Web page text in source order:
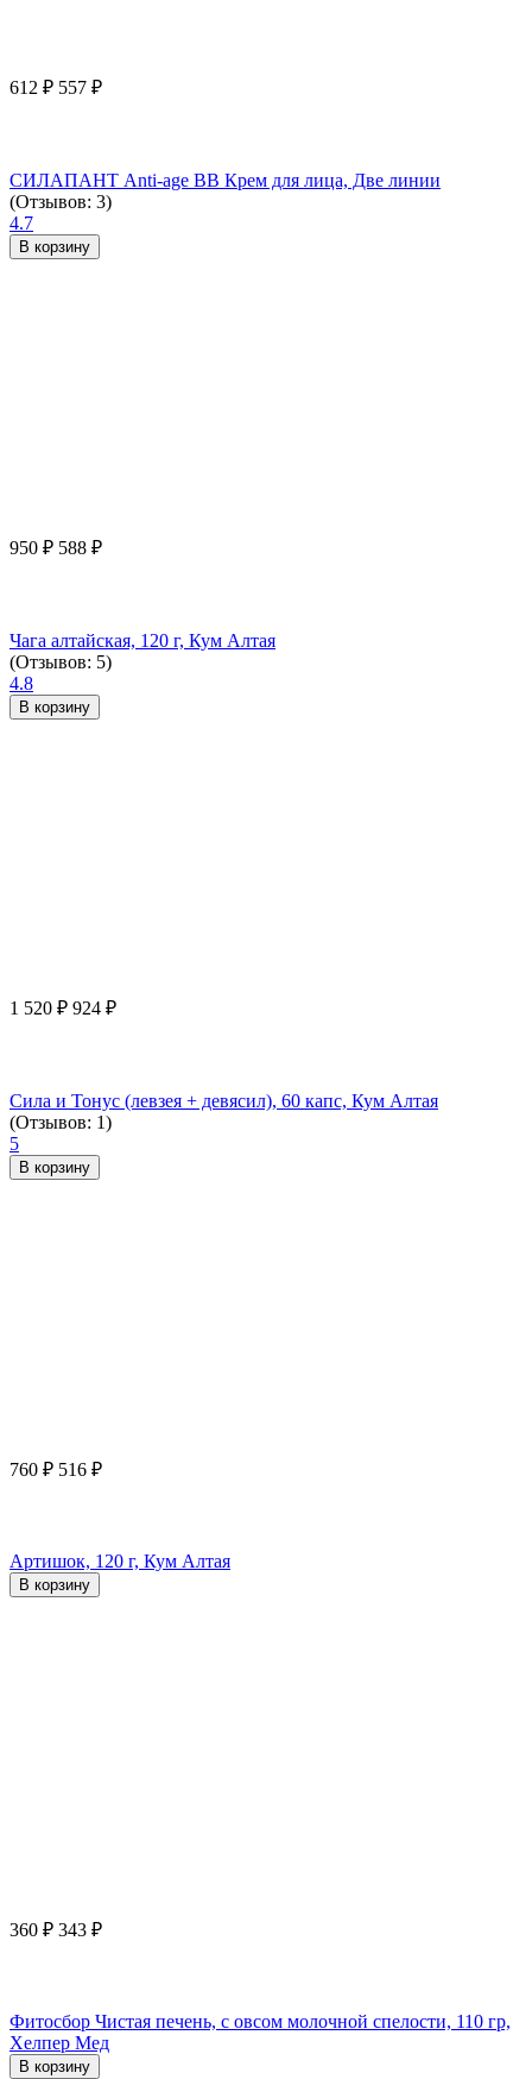
612 ₽ 557 ₽
СИЛАПАНТ Anti-age ВВ Крем для лица, Две линии
(Отзывов: 3)
4.7
В корзину
950 ₽ 588 ₽
Чага алтайская, 120 г, Кум Алтая
(Отзывов: 5)
4.8
В корзину
1 520 ₽ 924 ₽
Сила и Тонус (левзея + девясил), 60 капс, Кум Алтая
(Отзывов: 1)
5
В корзину
760 ₽ 516 ₽
Артишок, 120 г, Кум Алтая
В корзину
360 ₽ 343 ₽
Фитосбор Чистая печень, с овсом молочной спелости, 110 гр,
Хелпер Мед
В корзину